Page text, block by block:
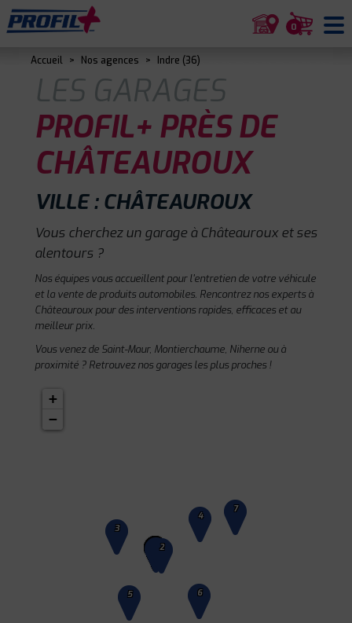
0
Accueil > Nos agences > Indre (36)
LES GARAGES
PROFIL+ PRÈS DE
CHÂTEAUROUX
VILLE : CHÂTEAUROUX
Vous cherchez un garage à Châteauroux et ses
alentours ?
Nos équipes vous accueillent pour l'entretien de votre véhicule
et la vente de produits automobiles. Rencontrez nos experts à
Châteauroux pour des interventions rapides, efficaces et au
meilleur prix.
Vous venez de Saint-Maur, Montierchaume, Niherne ou à
proximité ? Retrouvez nos garages les plus proches !
2
3
4
5 6
7
+
−